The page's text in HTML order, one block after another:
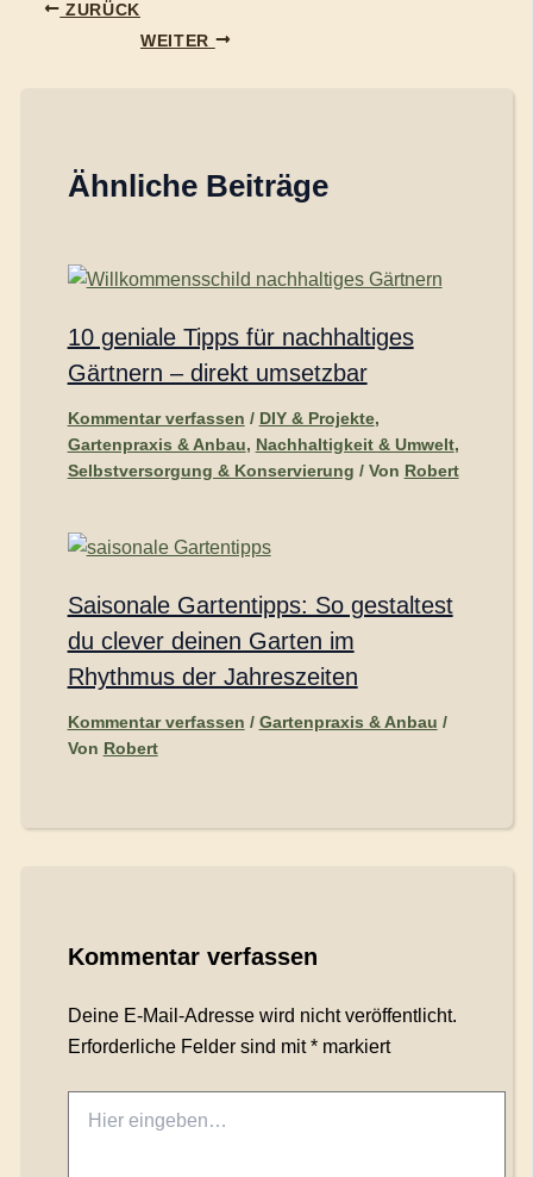
ZURÜCK
WEITER
Ähnliche Beiträge
10 geniale Tipps für nachhaltiges
Gärtnern – direkt umsetzbar
Kommentar verfassen / DIY & Projekte,
Gartenpraxis & Anbau, Nachhaltigkeit & Umwelt,
Selbstversorgung & Konservierung / Von Robert
Saisonale Gartentipps: So gestaltest
du clever deinen Garten im
Rhythmus der Jahreszeiten
Kommentar verfassen / Gartenpraxis & Anbau /
Von Robert
Kommentar verfassen
Deine E-Mail-Adresse wird nicht veröffentlicht.
Erforderliche Felder sind mit*markiert
eingeben…